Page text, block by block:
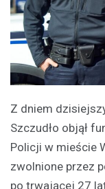
Z dniem
Szczudło objął
Policji w mieście
zwolnione przez
po trwającej 27